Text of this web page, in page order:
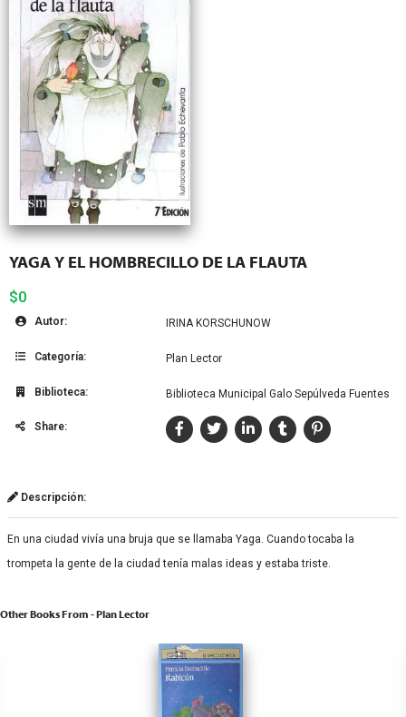
YAGA Y EL HOMBRECILLO DE LA FLAUTA
$0
Autor: IRINA KORSCHUNOW
Categoría: Plan Lector
Biblioteca: Biblioteca Municipal Galo Sepúlveda Fuentes
Share:
Descripción:
En una ciudad vivía una bruja que se llamaba Yaga. Cuando tocaba la
trompeta la gente de la ciudad tenía malas ideas y estaba triste.
Other Books From - Plan Lector